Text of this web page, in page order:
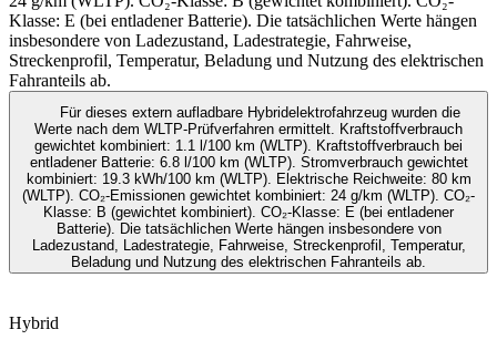
Klasse: E (bei entladener Batterie). Die tatsächlichen Werte hängen
insbesondere von Ladezustand, Ladestrategie, Fahrweise,
Streckenprofil, Temperatur, Beladung und Nutzung des elektrischen
Fahranteils ab.
Für dieses extern aufladbare Hybridelektrofahrzeug wurden die
Werte nach dem WLTP-Prüfverfahren ermittelt. Kraftstoffverbrauch
gewichtet kombiniert: 1.1 l/100 km (WLTP). Kraftstoffverbrauch bei
entladener Batterie: 6.8 l/100 km (WLTP). Stromverbrauch gewichtet
kombiniert: 19.3 kWh/100 km (WLTP). Elektrische Reichweite: 80 km
(WLTP). CO₂-Emissionen gewichtet kombiniert: 24 g/km (WLTP). CO₂-
Klasse: B (gewichtet kombiniert). CO₂-Klasse: E (bei entladener
Batterie). Die tatsächlichen Werte hängen insbesondere von
Ladezustand, Ladestrategie, Fahrweise, Streckenprofil, Temperatur,
Beladung und Nutzung des elektrischen Fahranteils ab.
Hybrid